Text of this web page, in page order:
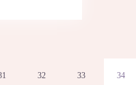
32 33 34